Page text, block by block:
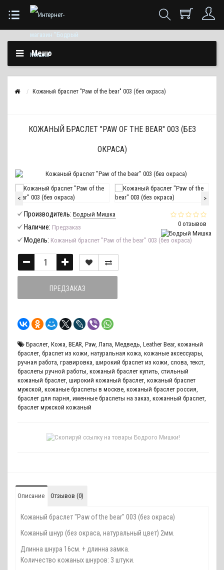
Меню
Кожаный браслет "Paw of the bear" 003 (без окраса)
КОЖАНЫЙ БРАСЛЕТ "PAW OF THE BEAR" 003 (БЕЗ
ОКРАСА)
< >
0 отзывов
Производитель: Бодрый Мишка
Наличие: Предзаказ
Модель: Кожаный браслет "Paw of the bear" 003 (без окраса)
ПРЕДЗАКАЗ
Браслет, Кожа, BEAR, Paw, Лапа, Медведь, Leather Bear, кожаный
браслет, браслет из кожи, натуральная кожа, кожаные аксессуары,
ручная работа, гравировка, широкий браслет из кожи, слова, текст,
браслеты ручной работы, кожаный браслет купить, стильный
кожаный браслет, широкий кожаный браслет, кожаный браслет
мужской, кожаные браслеты в москве, кожаный браслет россия,
браслет для парня, именные браслеты на заказ, кожанный браслет,
браслет мужской кожаный
Описание Отзывов (0)
Кожаный браслет "Paw of the bear" 003 (без окраса)
Кожаный шнур (без окраса, натуральный цвет) 2мм.
Длинна шнура 16см. + длинна замка.
Количество кожаных шнуров: 3 штуки.